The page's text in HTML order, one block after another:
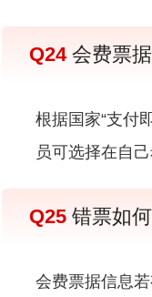
Q24 会费票
根据国家“支付
员可选择在自
Q25 错票如
会费票据信息